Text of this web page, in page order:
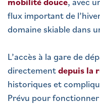
flux important de
domaine skiable dans
L’accès à la gare de
directementdepuis la
historiques et
Prévu pour